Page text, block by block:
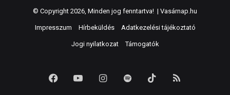
© Copyright 2026, Minden jog fenntartva! | Vasárnap.hu
Impresszum Hírbeküldés Adatkezelési tájékoztató
Jogi nyilatkozat Támogatók
FacebookYouTubeInstagram
Spotify TikTok